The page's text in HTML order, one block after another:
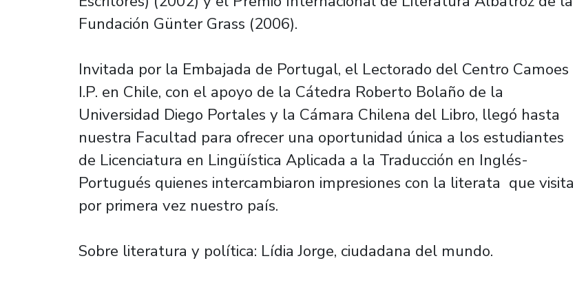
Fundación Günter Grass (2006).
Invitada por la Embajada de Portugal, el Lectorado del Centro Camoes
I.P. en Chile, con el apoyo de la Cátedra Roberto Bolaño de la
Universidad Diego Portales y la Cámara Chilena del Libro, llegó hasta
nuestra Facultad para ofrecer una oportunidad única a los estudiantes
de Licenciatura en Lingüística Aplicada a la Traducción en Inglés-
Portugués quienes intercambiaron impresiones con la literata que visita
por primera vez nuestro país.
Sobre literatura y política: Lídia Jorge, ciudadana del mundo.